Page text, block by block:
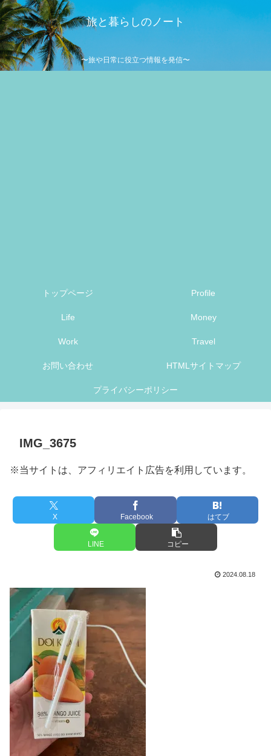
旅と暮らしのノート
〜旅や日常に役立つ情報を発信〜
トップページ Profile
Life Money
Work Travel
お問い合わせ HTMLサイトマップ
プライバシーポリシー
IMG_3675
※当サイトは、アフィリエイト広告を利用しています。
X Facebook はてブ
LINE コピー
2024.08.18